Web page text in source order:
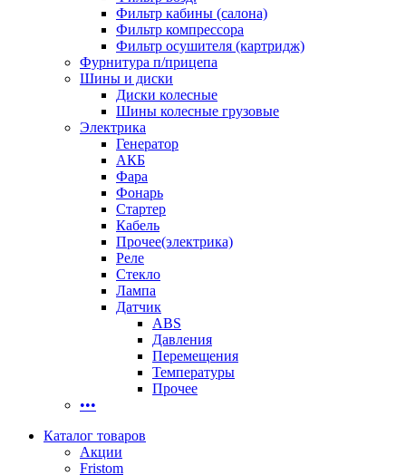
Фильтр кабины (салона)
Фильтр компрессора
Фильтр осушителя (картридж)
Фурнитура п/прицепа
Шины и диски
Диски колесные
Шины колесные грузовые
Электрика
Генератор
АКБ
Фара
Фонарь
Стартер
Кабель
Прочее(электрика)
Реле
Стекло
Лампа
Датчик
ABS
Давления
Перемещения
Температуры
Прочее
•••
Каталог товаров
Акции
Fristom